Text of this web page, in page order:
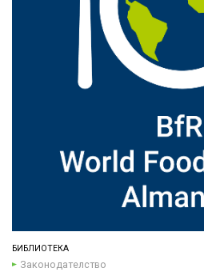
БИБЛИОТЕКА
Законодателство